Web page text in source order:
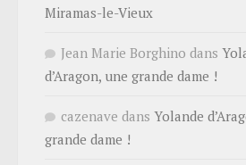
Miramas-le-Vieux
Jean Marie Borghino dans
d’Aragon, une grande dame !
cazenave dans Yolande
grande dame !